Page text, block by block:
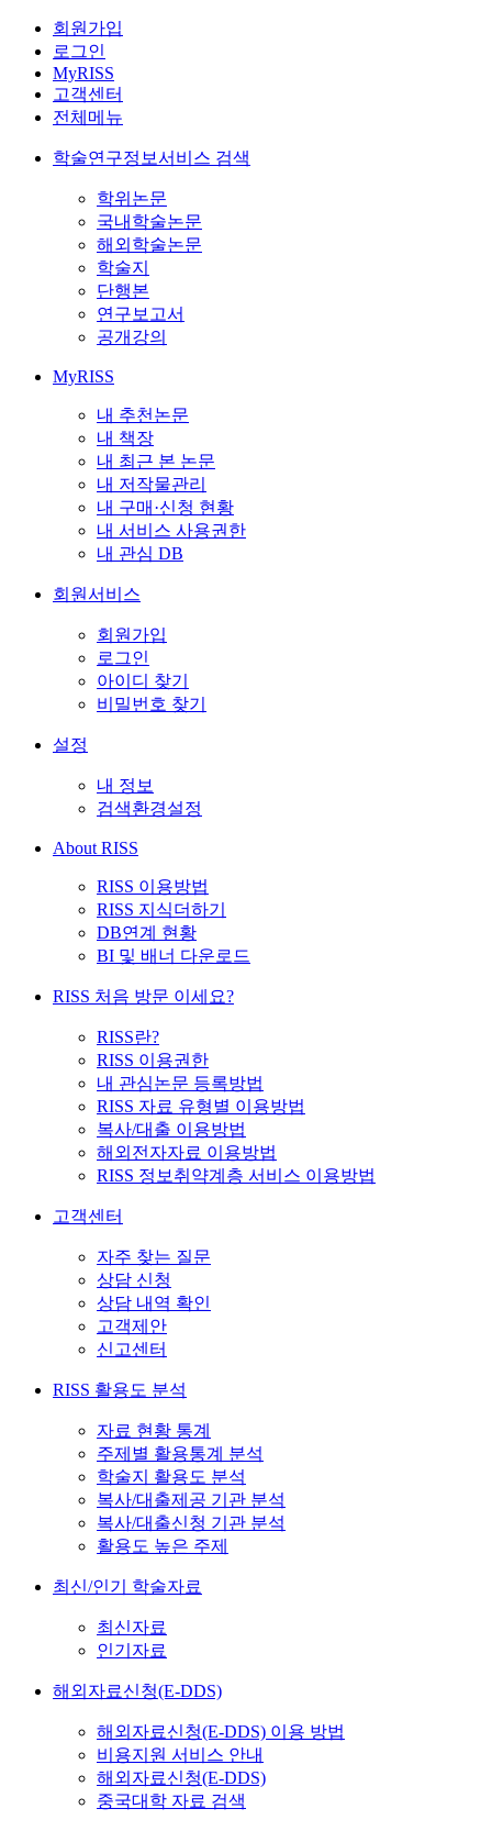
회원가입
로그인
MyRISS
고객센터
전체메뉴
학술연구정보서비스 검색
학위논문
국내학술논문
해외학술논문
학술지
단행본
연구보고서
공개강의
MyRISS
내 추천논문
내 책장
내 최근 본 논문
내 저작물관리
내 구매·신청 현황
내 서비스 사용권한
내 관심 DB
회원서비스
회원가입
로그인
아이디 찾기
비밀번호 찾기
설정
내 정보
검색환경설정
About RISS
RISS 이용방법
RISS 지식더하기
DB연계 현황
BI 및 배너 다운로드
RISS 처음 방문 이세요?
RISS란?
RISS 이용권한
내 관심논문 등록방법
RISS 자료 유형별 이용방법
복사/대출 이용방법
해외전자자료 이용방법
RISS 정보취약계층 서비스 이용방법
고객센터
자주 찾는 질문
상담 신청
상담 내역 확인
고객제안
신고센터
RISS 활용도 분석
자료 현황 통계
주제별 활용통계 분석
학술지 활용도 분석
복사/대출제공 기관 분석
복사/대출신청 기관 분석
활용도 높은 주제
최신/인기 학술자료
최신자료
인기자료
해외자료신청(E-DDS)
해외자료신청(E-DDS) 이용 방법
비용지원 서비스 안내
해외자료신청(E-DDS)
중국대학 자료 검색